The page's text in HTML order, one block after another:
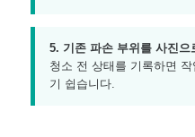
5. 기존 파손 부위를 사진으
청소 전 상태를 기록하면
기 쉽습니다.